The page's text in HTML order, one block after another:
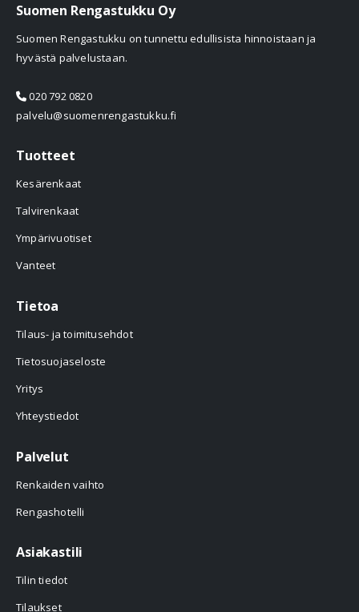
Suomen Rengastukku Oy
Suomen Rengastukku on tunnettu edullisista hinnoistaan ja
hyvästä palvelustaan.
020 792 0820
palvelu@suomenrengastukku.fi
Tuotteet
Kesärenkaat
Talvirenkaat
Ympärivuotiset
Vanteet
Tietoa
Tilaus- ja toimitusehdot
Tietosuojaseloste
Yritys
Yhteystiedot
Palvelut
Renkaiden vaihto
Rengashotelli
Asiakastili
Tilin tiedot
Tilaukset